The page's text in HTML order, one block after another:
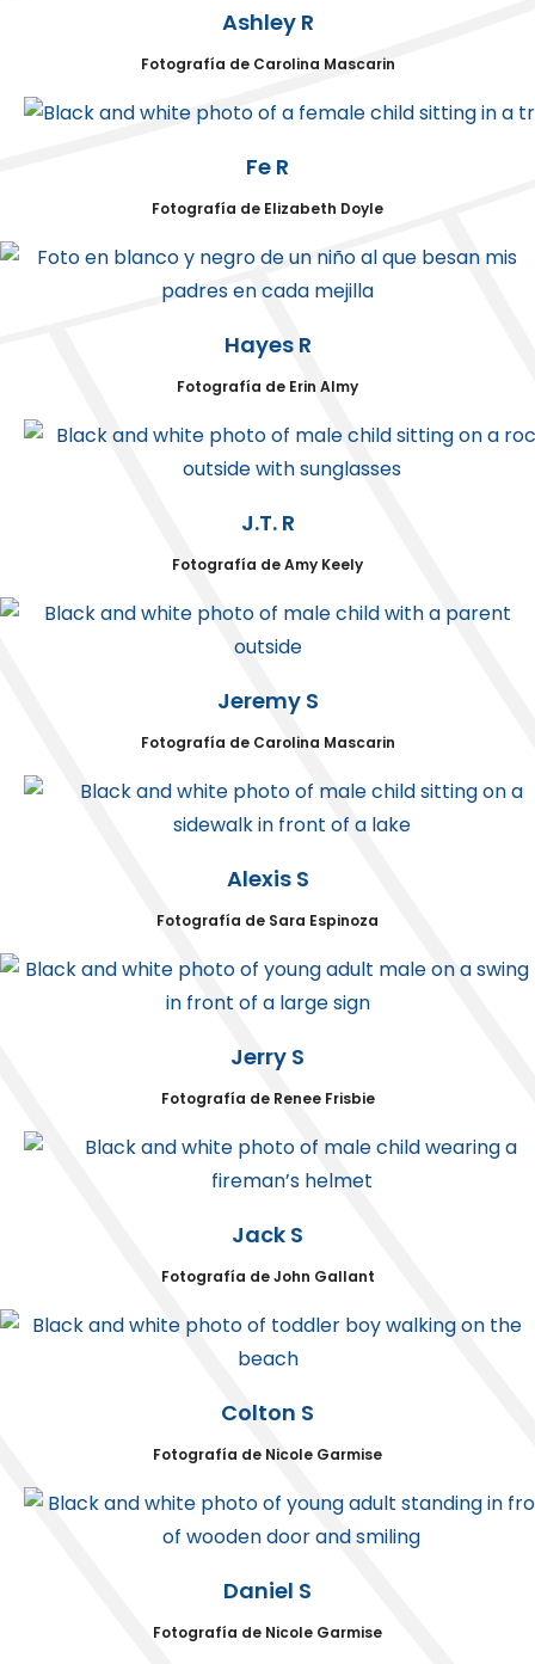
Ashley R
Fotografía de Carolina Mascarin
Fe R
Fotografía de Elizabeth Doyle
Hayes R
Fotografía de Erin Almy
J.T. R
Fotografía de Amy Keely
Jeremy S
Fotografía de Carolina Mascarin
Alexis S
Fotografía de Sara Espinoza
Jerry S
Fotografía de Renee Frisbie
Jack S
Fotografía de John Gallant
Colton S
Fotografía de Nicole Garmise
Daniel S
Fotografía de Nicole Garmise